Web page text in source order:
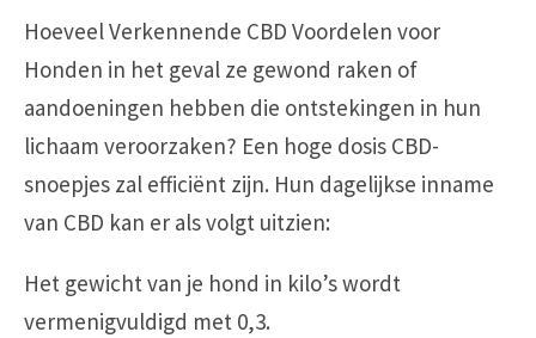
Hoeveel Verkennende CBD Voordelen voor
Honden in het geval ze gewond raken of
aandoeningen hebben die ontstekingen in hun
lichaam veroorzaken? Een hoge dosis CBD-
snoepjes zal efficiënt zijn. Hun dagelijkse inname
van CBD kan er als volgt uitzien:
Het gewicht van je hond in kilo’s wordt
vermenigvuldigd met 0,3.